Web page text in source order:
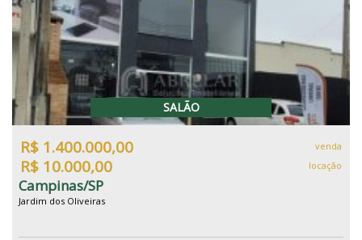
SALÃO
R$ 1.400.000,00 venda
R$ 10.000,00 locação
Campinas/SP
Jardim dos Oliveiras